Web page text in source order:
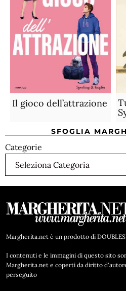
Il gioco dell’attrazione
SFOGLIA
Categorie
Margherita.net è un prodotto di
I contenuti e le immagini di questo sito
Margherita.net e coperti da diritto
perseguito